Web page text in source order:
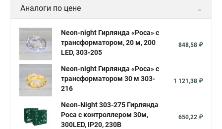
Аналоги по цене
Neon-night Гирлянда «Роса» с
трансформатором, 20 м, 200
LED, 303-205
848,58 ₽
Neon-night Гирлянда «Роса» с
трансформатором 30 м 303-
216
1 121,38 ₽
Neon-Night 303-275 Гирлянда
Роса с контроллером 30м,
300LED, IP20, 230В
650,22 ₽